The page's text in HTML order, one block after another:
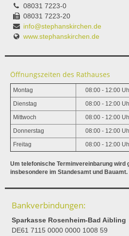
08031 7223-0
08031 7223-20
info@stephanskirchen.de
www.stephanskirchen.de
Öffnungszeiten des Rathauses
Montag 08:00 - 12:00
Dienstag 08:00 - 12:00
Mittwoch 08:00 - 12:00
Donnerstag 08:00 - 12:00
Freitag 08:00 - 12:00
Um telefonische Terminvereinbarung wird
insbesondere im Standesamt und Bauamt.
Bankverbindungen:
Sparkasse Rosenheim-Bad Aibling
DE61 7115 0000 0000 1008 59